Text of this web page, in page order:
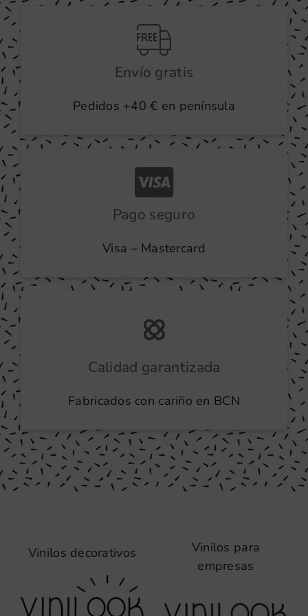
Envío gratis
Pedidos +40 € en península
Pago seguro
Visa – Mastercard
Calidad garantizada
Fabricados con cariño en BCN
Vinilos decorativos
Vinilos para
empresas